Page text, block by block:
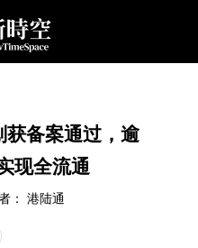
获备案通过，逾
现全流通
： 港陆通